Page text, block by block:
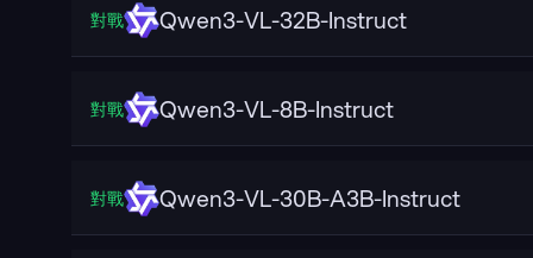
對戰 Qwen3-VL-32B-Instruct
對戰 Qwen3-VL-8B-Instruct
對戰 Qwen3-VL-30B-A3B-Instruct